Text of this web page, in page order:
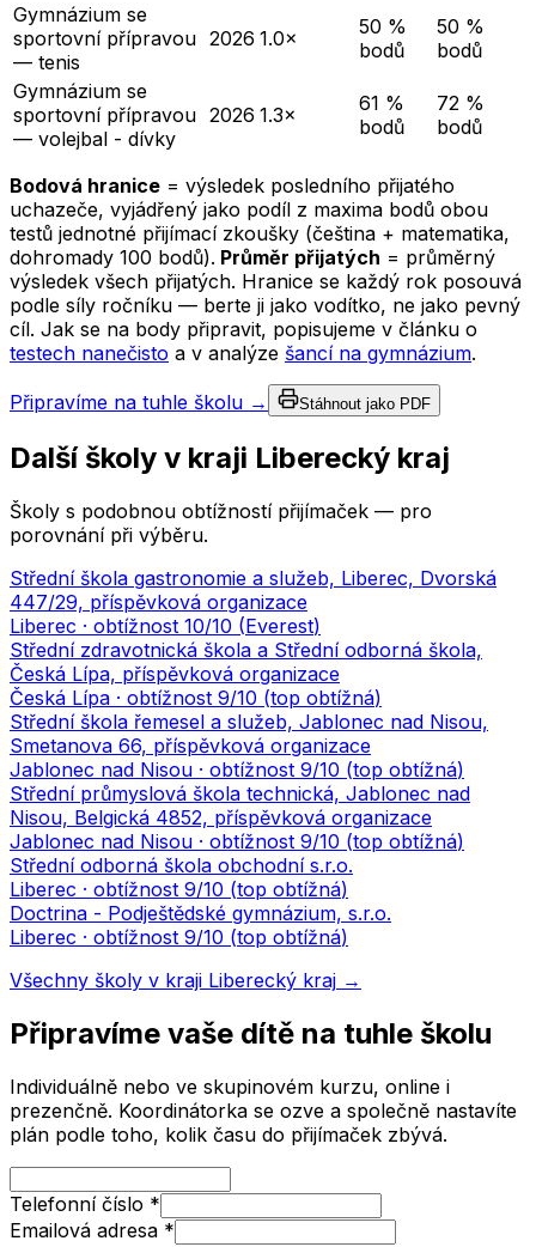
Gymnázium se
sportovní přípravou
— tenis
2026 1.0×
50 %
bodů
50 %
bodů
Gymnázium se
sportovní přípravou
— volejbal - dívky
2026 1.3×
61 %
bodů
72 %
bodů
Bodová hranice = výsledek posledního přijatého
uchazeče, vyjádřený jako podíl z maxima bodů obou
testů jednotné přijímací zkoušky (čeština + matematika,
dohromady 100 bodů). Průměr přijatých = průměrný
výsledek všech přijatých. Hranice se každý rok posouvá
podle síly ročníku — berte ji jako vodítko, ne jako pevný
cíl. Jak se na body připravit, popisujeme v článku o
testech nanečisto a v analýze šancí na gymnázium.
Připravíme na tuhle školu → Stáhnout jako PDF
Další školy v kraji Liberecký kraj
Školy s podobnou obtížností přijímaček — pro
porovnání při výběru.
Střední škola gastronomie a služeb, Liberec, Dvorská
447/29, příspěvková organizace
Liberec · obtížnost 10/10 (Everest)
Střední zdravotnická škola a Střední odborná škola,
Česká Lípa, příspěvková organizace
Česká Lípa · obtížnost 9/10 (top obtížná)
Střední škola řemesel a služeb, Jablonec nad Nisou,
Smetanova 66, příspěvková organizace
Jablonec nad Nisou · obtížnost 9/10 (top obtížná)
Střední průmyslová škola technická, Jablonec nad
Nisou, Belgická 4852, příspěvková organizace
Jablonec nad Nisou · obtížnost 9/10 (top obtížná)
Střední odborná škola obchodní s.r.o.
Liberec · obtížnost 9/10 (top obtížná)
Doctrina - Podještědské gymnázium, s.r.o.
Liberec · obtížnost 9/10 (top obtížná)
Všechny školy v kraji Liberecký kraj →
Připravíme vaše dítě na tuhle školu
Individuálně nebo ve skupinovém kurzu, online i
prezenčně. Koordinátorka se ozve a společně nastavíte
plán podle toho, kolik času do přijímaček zbývá.
Telefonní číslo *
Emailová adresa *